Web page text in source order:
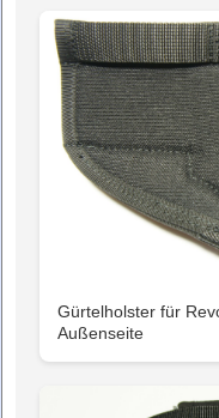
Gürtelholster für
Außenseite